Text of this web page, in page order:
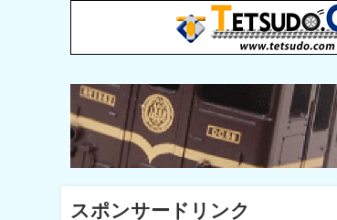
スポンサードリンク